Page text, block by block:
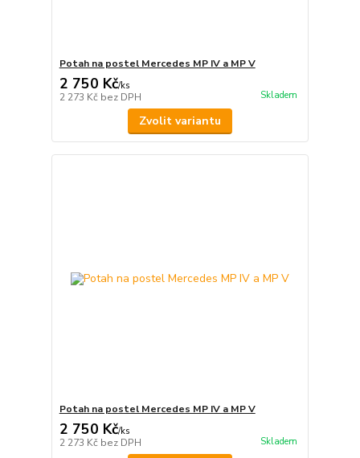
Potah na postel Mercedes MP IV a MP V
2 750 Kč/ks
2 273 Kč bez DPH Skladem
Zvolit variantu
Potah na postel Mercedes MP IV a MP V
2 750 Kč/ks
2 273 Kč bez DPH Skladem